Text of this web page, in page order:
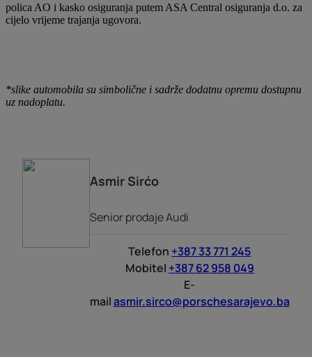
polica AO i kasko osiguranja putem ASA Central osiguranja d.o. za
cijelo vrijeme trajanja ugovora.
*slike automobila su simbolične i sadrže dodatnu opremu dostupnu
uz nadoplatu.
Asmir Sirćo
Senior prodaje Audi
Telefon +387 33 771 245
Mobitel +387 62 958 049
E-
mailasmir.sirco@porschesarajevo.ba